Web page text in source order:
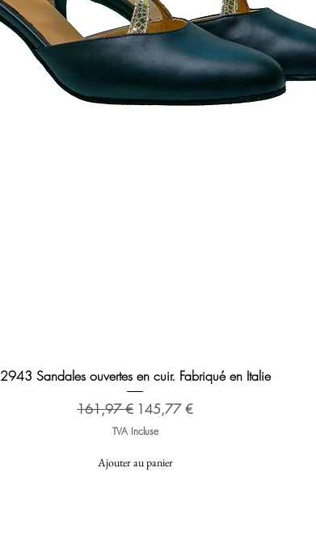
Aperçu rapide
2943 Sandales ouvertes en cuir. Fabriqué en Italie
Prix original
161,97 € Prix promotionnel
145,77 €
TVA Incluse
Ajouter au panier